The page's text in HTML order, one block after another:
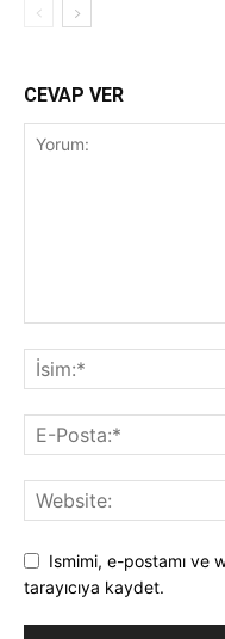
CEVAP VER
Ismimi, e-postamı ve
tarayıcıya kaydet.